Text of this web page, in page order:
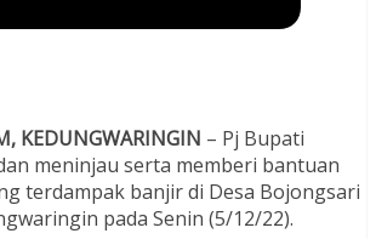
KEDUNGWARINGIN – Pj Bupati
meninjau serta memberi bantuan
terdampak banjir di Desa Bojongsari
pada Senin (5/12/22).